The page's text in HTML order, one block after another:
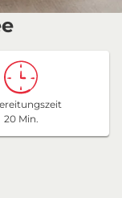
20 Min.